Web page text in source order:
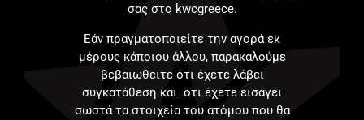
σας στο kwcgreece.
Εάν πραγματοποιείτε την αγορά εκ
μέρους κάποιου άλλου, παρακαλούμε
βεβαιωθείτε ότι έχετε λάβει
συγκατάθεση και οτι έχετε εισάγει
σωστά τα στοιχεία του ατόμου που θα